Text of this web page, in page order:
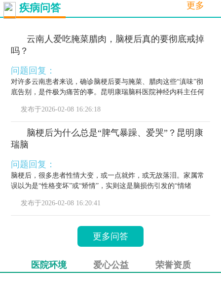
疾病问答 更多
云南人爱吃腌菜腊肉，脑梗后真的要彻底戒掉
吗？
问题回复：
对许多云南患者来说，确诊脑梗后要与腌菜、腊肉这些“滇味”彻
底告别，是件极为痛苦的事。昆明康瑞脑科医院神经内科主任何
发布于2026-02-08 16:26:18
脑梗后为什么总是“脾气暴躁、爱哭”？昆明康
瑞脑
问题回复：
脑梗后，很多患者性情大变，或一点就炸，或无故落泪。家属常
误以为是“性格变坏”或“矫情”，实则这是脑损伤引发的“情绪
发布于2026-02-08 16:20:41
更多问答
医院环境 爱心公益 荣誉资质